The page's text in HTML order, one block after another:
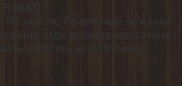
Не люблю банальные лежания
мне надо выжать максимум.
посетить все столицы